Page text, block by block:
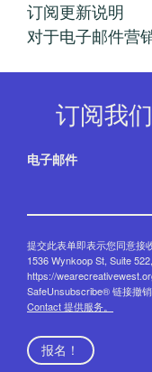
订阅更新说明
对于电子邮件营
订阅我
电子邮件
提交此表单即表示您同意接
1536 Wynkoop St, Suite
https://
SafeUnsubscribe® 链接撤
Contact 提供服务。
报名！